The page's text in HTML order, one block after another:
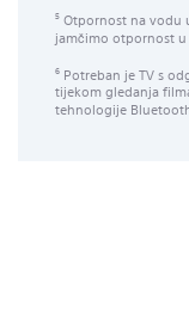
5 Otpornost na vodu
jamčimo otpornost
6 Potreban je TV s
tijekom gledanja
tehnologije